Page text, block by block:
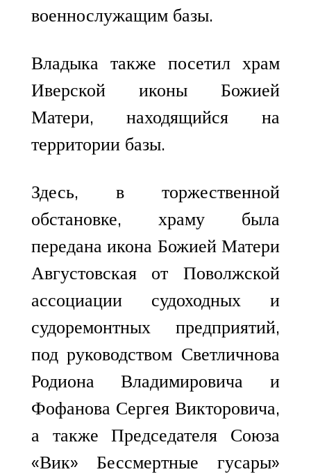
военнослужащим базы.
Владыка также посетил храм
Иверской иконы Божией
Матери, находящийся на
территории базы.
Здесь, в торжественной
обстановке, храму была
передана икона Божией Матери
Августовская от Поволжской
ассоциации судоходных и
судоремонтных предприятий,
под руководством Светличнова
Родиона Владимировича и
Фофанова Сергея Викторовича,
а также Председателя Союза
«Вик» Бессмертные гусары»